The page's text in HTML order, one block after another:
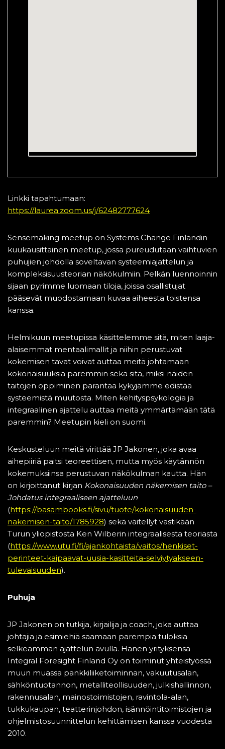
Linkki tapahtumaan:
https://laurea.zoom.us/j/62482777624
Sensemaking meetup on Systems Change Finlandin
kuukausittainen meetup, jossa pureudutaan vaihtuvien
puhujien johdolla soveltavan systeemiajattelun ja
kompleksisuusteorian näkökulmiin. Pelkän luennoinnin
sijaan pyrimme luomaan tiloja, joissa osallistujat
pääsevät muodostamaan kuvaa aiheesta toistensa
kanssa.
Helmikuun meetupissa käsittelemme sitä, miten laaja-
alaisemmat mentaalimallit ja niihin perustuvat
kokemisen tavat voivat auttaa meitä johtamaan
kokonaisuuksia paremmin sekä sitä, miksi näiden
taitojen oppiminen parantaa kykyjämme edistää
systeemistä muutosta. Miten kehityspsykologia ja
integraalinen ajattelu auttaa meitä ymmärtämään tätä
paremmin? Meetupin kieli on suomi.
Keskusteluun meitä virittää JP Jakonen, joka avaa
aihepiiriä paitsi teoreettisen, mutta myös käytännön
kokemuksiinsa perustuvan näkökulman kautta. Hän
on kirjoittanut kirjan Kokonaisuuden näkemisen taito –
Johdatus integraaliseen ajatteluun
(https://basambooks.fi/sivu/tuote/kokonaisuuden-
nakemisen-taito/1785928) sekä väitellyt vastikään
Turun yliopistosta Ken Wilberin integraalisesta teoriasta
(https://www.utu.fi/fi/ajankohtaista/vaitos/henkiset-
perinteet-kaipaavat-uusia-kasitteita-selviytyakseen-
tulevaisuuden).
Puhuja
JP Jakonen on tutkija, kirjailija ja coach, joka auttaa
johtajia ja esimiehiä saamaan parempia tuloksia
selkeämmän ajattelun avulla. Hänen yrityksensä
Integral Foresight Finland Oy on toiminut yhteistyössä
muun muassa pankkiliiketoiminnan, vakuutusalan,
sähköntuotannon, metalliteollisuuden, julkishallinnon,
rakennusalan, mainostoimistojen, ravintola-alan,
tukkukaupan, teatterinjohdon, isännöintitoimistojen ja
ohjelmistosuunnittelun kehittämisen kanssa vuodesta
2010.